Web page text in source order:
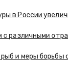
в России
различными
и меры борьбы